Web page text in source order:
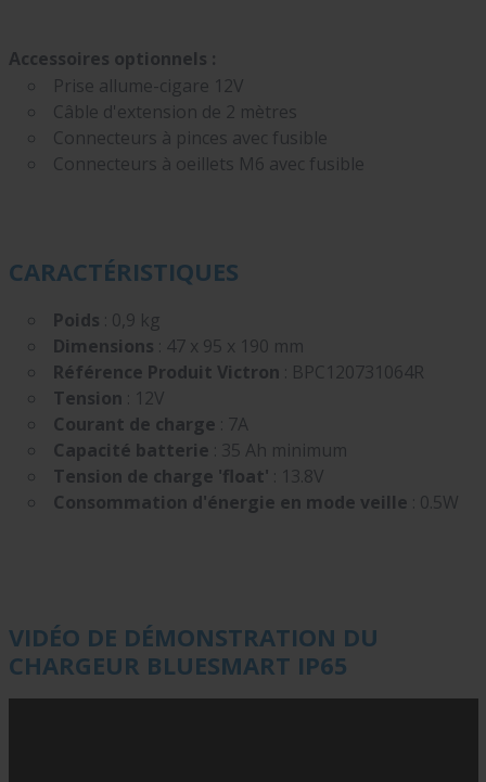
Accessoires optionnels :
Prise allume-cigare 12V
Câble d'extension de 2 mètres
Connecteurs à pinces avec fusible
Connecteurs à oeillets M6 avec fusible
CARACTÉRISTIQUES
Poids : 0,9 kg
Dimensions : 47 x 95 x 190 mm
Référence Produit Victron : BPC120731064R
Tension : 12V
Courant de charge : 7A
Capacité batterie : 35 Ah minimum
Tension de charge 'float' : 13.8V
Consommation d'énergie en mode veille : 0.5W
VIDÉO DE DÉMONSTRATION DU
CHARGEUR BLUESMART IP65